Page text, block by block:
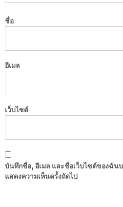
ชื่อ
อีเมล
เว็บไซต์
บันทึกชื่อ, อีเมล และชื่อเว็บไซต์ของฉัน
แสดงความเห็นครั้งถัดไป